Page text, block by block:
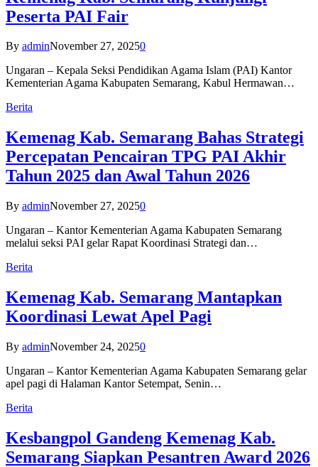
Peserta PAI Fair
By adminNovember 27, 20250
Ungaran – Kepala Seksi Pendidikan Agama Islam (PAI) Kantor
Kementerian Agama Kabupaten Semarang, Kabul Hermawan…
Berita
Kemenag Kab. Semarang Bahas Strategi
Percepatan Pencairan TPG PAI Akhir
Tahun 2025 dan Awal Tahun 2026
By adminNovember 27, 20250
Ungaran – Kantor Kementerian Agama Kabupaten Semarang
melalui seksi PAI gelar Rapat Koordinasi Strategi dan…
Berita
Kemenag Kab. Semarang Mantapkan
Koordinasi Lewat Apel Pagi
By adminNovember 24, 20250
Ungaran – Kantor Kementerian Agama Kabupaten Semarang gelar
apel pagi di Halaman Kantor Setempat, Senin…
Berita
Kesbangpol Gandeng Kemenag Kab.
Semarang Siapkan Pesantren Award 2026